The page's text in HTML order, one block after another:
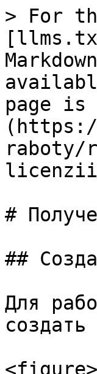
> For
page is
raboty/
#
##
Для